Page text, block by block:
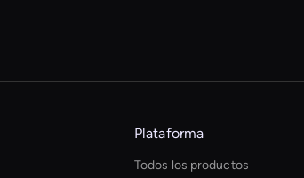
Plataforma
Todos los productos